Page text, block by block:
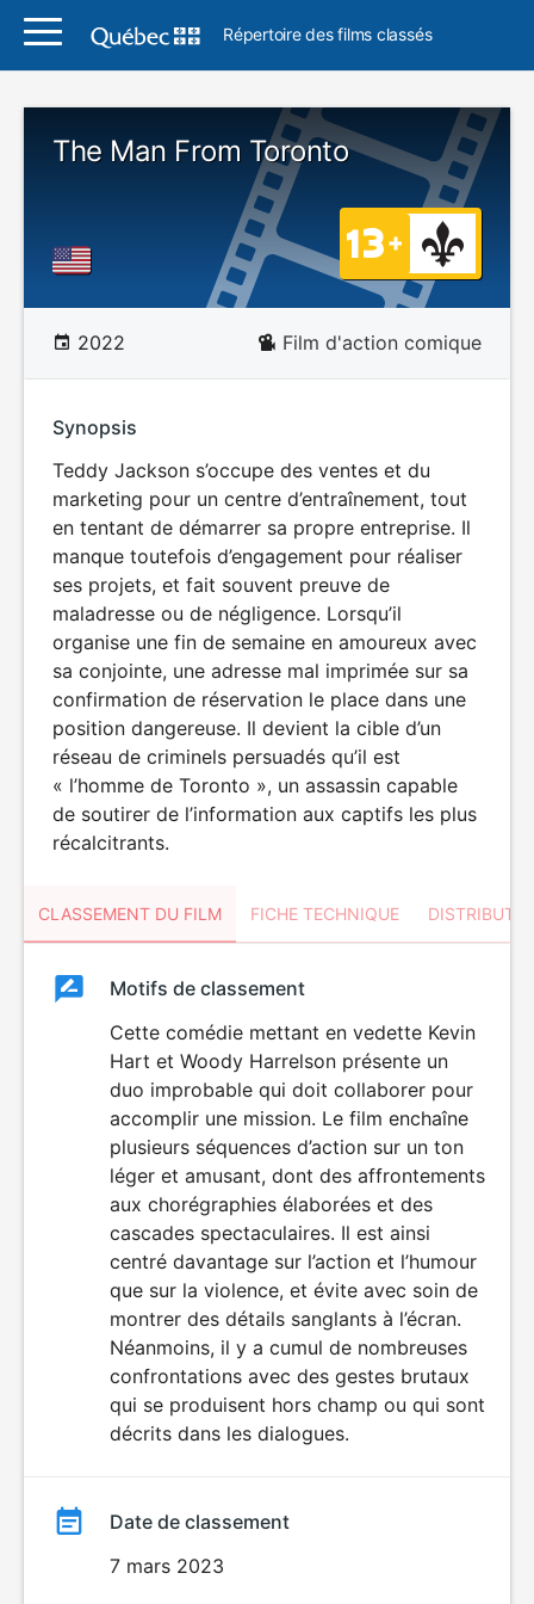
Répertoire des films classés
The Man From Toronto
2022 Film d'action comique
Synopsis
Teddy Jackson s’occupe des ventes et du
marketing pour un centre d’entraînement, tout
en tentant de démarrer sa propre entreprise. Il
manque toutefois d’engagement pour réaliser
ses projets, et fait souvent preuve de
maladresse ou de négligence. Lorsqu’il
organise une fin de semaine en amoureux avec
sa conjointe, une adresse mal imprimée sur sa
confirmation de réservation le place dans une
position dangereuse. Il devient la cible d’un
réseau de criminels persuadés qu’il est
« l’homme de Toronto », un assassin capable
de soutirer de l’information aux captifs les plus
récalcitrants.
CLASSEMENT DU FILM FICHE TECHNIQUE
ClassementClassement
Motifs de classement
Cette comédie mettant en vedette Kevin
Hart et Woody Harrelson présente un
duo improbable qui doit collaborer pour
accomplir une mission. Le film enchaîne
plusieurs séquences d’action sur un ton
léger et amusant, dont des affrontements
aux chorégraphies élaborées et des
cascades spectaculaires. Il est ainsi
centré davantage sur l’action et l’humour
que sur la violence, et évite avec soin de
montrer des détails sanglants à l’écran.
Néanmoins, il y a cumul de nombreuses
confrontations avec des gestes brutaux
qui se produisent hors champ ou qui sont
décrits dans les dialogues.
Date de classement
7 mars 2023